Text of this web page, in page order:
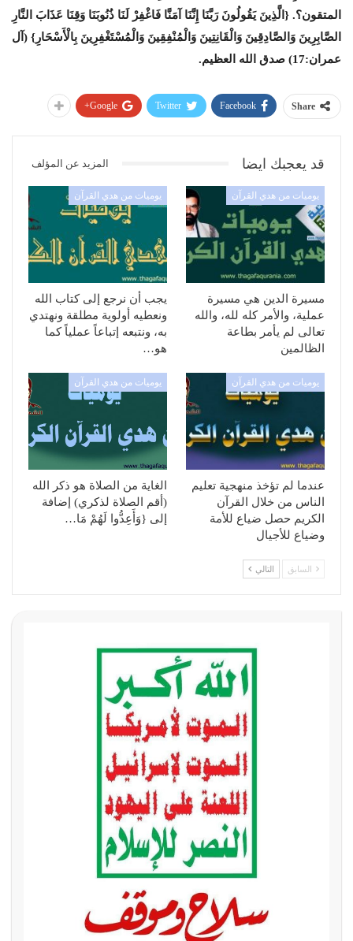
المتقون؟. {الَّذِينَ يَقُولُونَ رَبَّنَا إِنَّنَا آمَنَّا فَاغْفِرْ لَنَا ذُنُوبَنَا وَقِنَا عَذَابَ النَّارِ
الصَّابِرِينَ وَالصَّادِقِينَ وَالْقَانِتِينَ وَالْمُنْفِقِينَ وَالْمُسْتَغْفِرِينَ بِالْأَسْحَارِ} (آل
عمران:17) صدق الله العظيم.
Share
Facebook
Twitter
Google+
قد يعجبك ايضا المزيد عن المؤلف
يوميات من هدي القرآن
مسيرة الدين هي مسيرة
عملية، والأمر كله لله، والله
تعالى لم يأمر بطاعة
الظالمين
يوميات من هدي القرآن
يجب أن نرجع إلى كتاب الله
ونعطيه أولوية مطلقة ونهتدي
به، ونتبعه إتباعاً عملياً كما
هو…
يوميات من هدي القرآن
عندما لم تؤخذ منهجية تعليم
الناس من خلال القرآن
الكريم حصل ضياع للأمة
وضياع للأجيال
يوميات من هدي القرآن
الغاية من الصلاة هو ذكر الله
(أقم الصلاة لذكري) إضافة
إلى {وَأَعِدُّوا لَهُمْ مَا…
السابق التالي